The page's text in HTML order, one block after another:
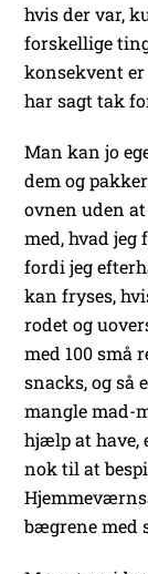
hvis der var,
forskellige
konsekvent
har sagt tak
Man kan jo
dem og
ovnen uden
med, hvad
fordi jeg
kan fryses,
rodet og
med 100 små
snacks, og så
mangle mad-
hjælp at have,
nok til at
bægrene med